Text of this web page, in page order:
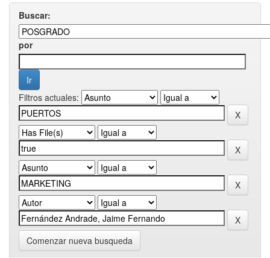
Buscar:
por
Filtros actuales:
Comenzar nueva busqueda